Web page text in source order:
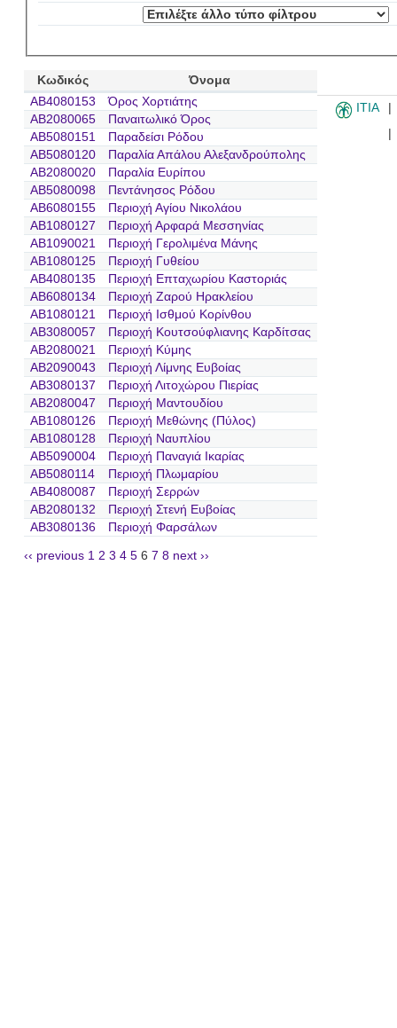
Κωδικός
Όνομα
AB4080153
Όρος Χορτιάτης
AB2080065
Παναιτωλικό Όρος
AB5080151
Παραδείσι Ρόδου
AB5080120
Παραλία Απάλου Αλεξανδρούπολης
AB2080020
Παραλία Ευρίπου
AB5080098
Πεντάνησος Ρόδου
AB6080155
Περιοχή Αγίου Νικολάου
AB1080127
Περιοχή Αρφαρά Μεσσηνίας
AB1090021
Περιοχή Γερολιμένα Μάνης
AB1080125
Περιοχή Γυθείου
AB4080135
Περιοχή Επταχωρίου Καστοριάς
AB6080134
Περιοχή Ζαρού Ηρακλείου
AB1080121
Περιοχή Ισθμού Κορίνθου
AB3080057
Περιοχή Κουτσούφλιανης Καρδίτσας
AB2080021
Περιοχή Κύμης
AB2090043
Περιοχή Λίμνης Ευβοίας
AB3080137
Περιοχή Λιτοχώρου Πιερίας
AB2080047
Περιοχή Μαντουδίου
AB1080126
Περιοχή Μεθώνης (Πύλος)
AB1080128
Περιοχή Ναυπλίου
AB5090004
Περιοχή Παναγιά Ικαρίας
AB5080114
Περιοχή Πλωμαρίου
AB4080087
Περιοχή Σερρών
AB2080132
Περιοχή Στενή Ευβοίας
AB3080136
Περιοχή Φαρσάλων
‹‹ previous 1 2 3 4 5 6 7 8 next ››
ITIA